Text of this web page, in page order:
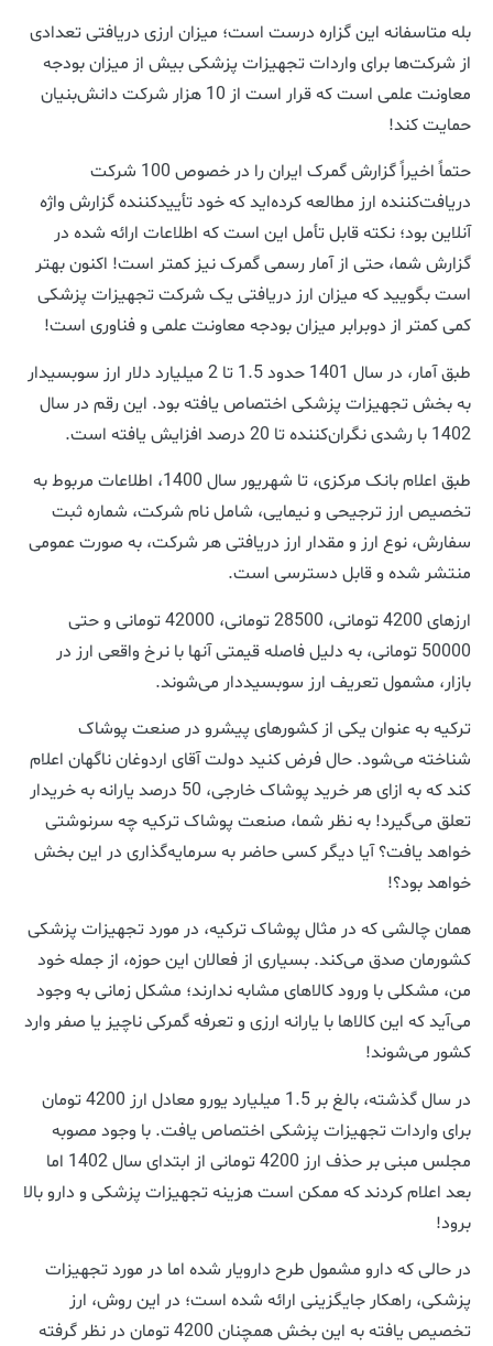
بله متاسفانه این گزاره درست است؛ میزان ارزی دریافتی تعدادی
از شرکت‌ها برای واردات تجهیزات پزشکی بیش از میزان بودجه
معاونت علمی است که قرار است از 10 هزار شرکت دانش‌بنیان
حمایت کند!
حتماً اخیراً گزارش گمرک ایران را در خصوص 100 شرکت
دریافت‌کننده ارز مطالعه کرده‌اید که خود تأیید‌کننده گزارش واژه
آنلاین بود؛ نکته قابل تأمل این است که اطلاعات ارائه شده در
گزارش شما، حتی از آمار رسمی گمرک نیز کمتر است! اکنون بهتر
است بگویید که میزان ارز دریافتی یک شرکت تجهیزات پزشکی
کمی کمتر از دوبرابر میزان بودجه معاونت علمی و فناوری است!
طبق آمار، در سال 1401 حدود 1.5 تا 2 میلیارد دلار ارز سوبسیدار
به بخش تجهیزات پزشکی اختصاص یافته بود. این رقم در سال
1402 با رشدی نگران‌کننده تا 20 درصد افزایش یافته است.
طبق اعلام بانک مرکزی، تا شهریور سال 1400، اطلاعات مربوط به
تخصیص ارز ترجیحی و نیمایی، شامل نام شرکت، شماره ثبت
سفارش، نوع ارز و مقدار ارز دریافتی هر شرکت، به صورت عمومی
منتشر شده و قابل دسترسی است.
ارزهای 4200 تومانی، 28500 تومانی، 42000 تومانی و حتی
50000 تومانی، به دلیل فاصله قیمتی آنها با نرخ واقعی ارز در
بازار، مشمول تعریف ارز سوبسیددار می‌شوند.
ترکیه به عنوان یکی از کشورهای پیشرو در صنعت پوشاک
شناخته می‌شود. حال فرض کنید دولت آقای اردوغان ناگهان اعلام
کند که به ازای هر خرید پوشاک خارجی، 50 درصد یارانه به خریدار
تعلق می‌گیرد! به نظر شما، صنعت پوشاک ترکیه چه سرنوشتی
خواهد یافت؟ آیا دیگر کسی حاضر به سرمایه‌گذاری در این بخش
خواهد بود؟!
همان چالشی که در مثال پوشاک ترکیه، در مورد تجهیزات پزشکی
کشورمان صدق می‌کند. بسیاری از فعالان این حوزه، از جمله خود
من، مشکلی با ورود کالاهای مشابه ندارند؛ مشکل زمانی به وجود
می‌آید که این کالاها با یارانه ارزی و تعرفه گمرکی ناچیز یا صفر وارد
کشور می‌شوند!
در سال گذشته، بالغ بر 1.5 میلیارد یورو معادل ارز 4200 تومان
برای واردات تجهیزات پزشکی اختصاص یافت. با وجود مصوبه
مجلس مبنی بر حذف ارز 4200 تومانی از ابتدای سال 1402 اما
بعد اعلام کردند که ممکن است هزینه تجهیزات پزشکی و دارو بالا
برود!
در حالی که دارو مشمول طرح دارویار شده اما در مورد تجهیزات
پزشکی، راهکار جایگزینی ارائه شده است؛ در این روش، ارز
تخصیص یافته به این بخش همچنان 4200 تومان در نظر گرفته